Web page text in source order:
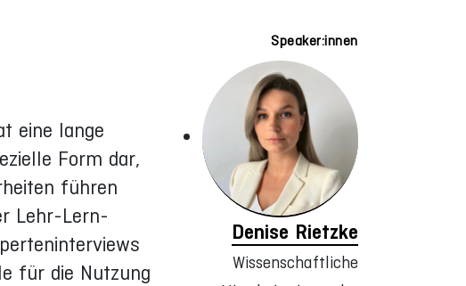
eine lange
Form dar,
führen
Lehr-Lern-
für die Nutzung
Speaker:innen
Denise Rietzke
Wissenschaftliche